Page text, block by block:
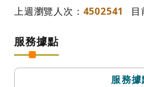
上週瀏覽人次： 4502541 目
服務據點
服務據